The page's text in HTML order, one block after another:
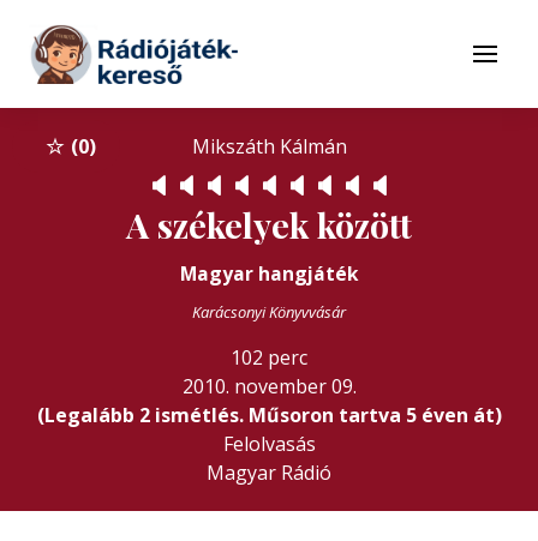
Tovább a tartalomhoz
Menü
0 Mikszáth Kálmán
🔈 🔈 🔈 🔈 🔈 🔈 🔈 🔈 🔈
A székelyek között
Magyar hangjáték
Karácsonyi Könyvvásár
102 perc
2010. november 09.
(Legalább 2 ismétlés. Műsoron tartva 5 éven át)
Felolvasás
Magyar Rádió